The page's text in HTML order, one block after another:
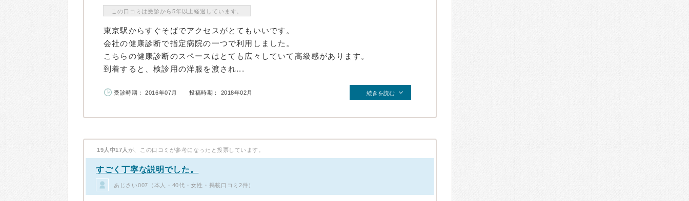
この口コミは受診から5年以上経過しています。
東京駅からすぐそばでアクセスがとてもいいです。
会社の健康診断で指定病院の一つで利用しました。
こちらの健康診断のスペースはとても広々していて高級感があります。
到着すると、検診用の洋服を渡され...
受診時期： 2016年07月 投稿時期： 2018年02月 続きを読む
19人中17人 が、この口コミが参考になったと投票しています。
すごく丁寧な説明でした。
あじさい007（本人・40代・女性・掲載口コミ2件）